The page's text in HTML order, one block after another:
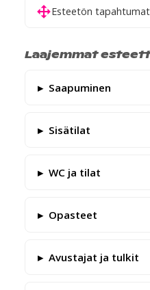
Esteetön
Laajemmat
Saapuminen
Sisätilat
WC ja tilat
Opasteet
Avustajat ja tulkit